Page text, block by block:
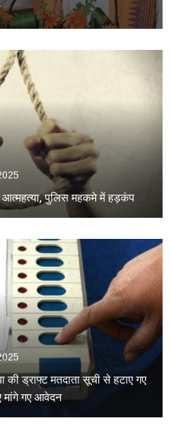
पुलिस महकमे में हड़कंप
की ड्राफ्ट मतदाता सूची से हटाए गए
मांगे गए आवेदन